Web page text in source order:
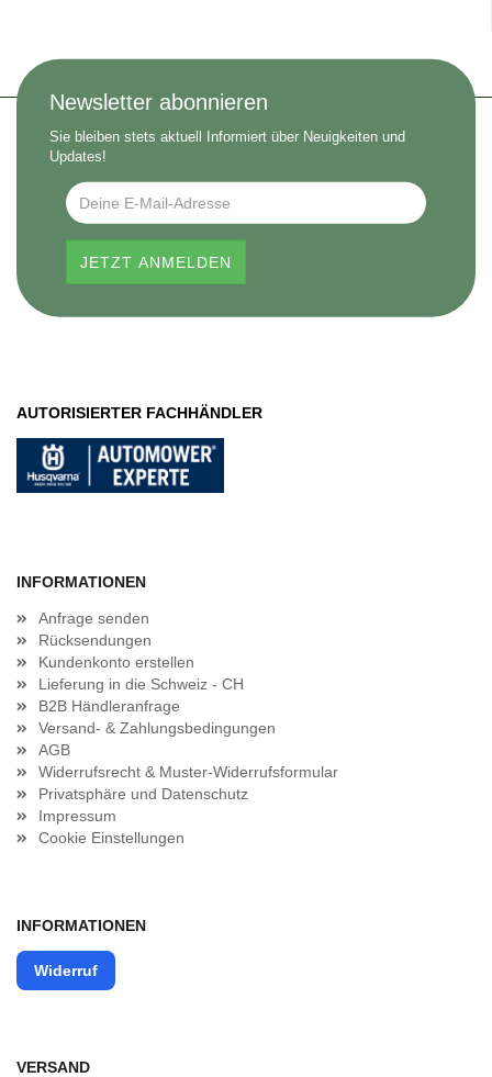
Newsletter abonnieren
Sie bleiben stets aktuell Informiert über Neuigkeiten und
Updates!
AUTORISIERTER FACHHÄNDLER
INFORMATIONEN
Anfrage senden
Rücksendungen
Kundenkonto erstellen
Lieferung in die Schweiz - CH
B2B Händleranfrage
Versand- & Zahlungsbedingungen
AGB
Widerrufsrecht & Muster-Widerrufsformular
Privatsphäre und Datenschutz
Impressum
Cookie Einstellungen
INFORMATIONEN
Widerruf
VERSAND